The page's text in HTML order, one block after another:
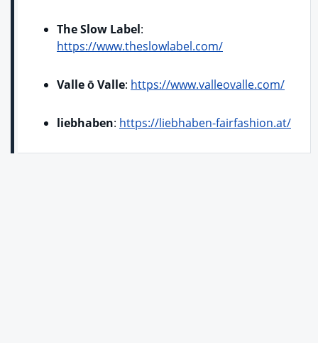
The Slow Label:
https://www.theslowlabel.com/
Valle ō Valle: https://www.valleovalle.com/
liebhaben: https://liebhaben-fairfashion.at/